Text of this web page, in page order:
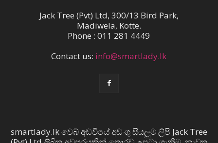
Jack Tree (Pvt) Ltd, 300/13 Bird Park,
Madiwela, Kotte.
Phone : 011 281 4449
Contact us: info@smartlady.lk
smartlady.lk වෙබ් අඩවියේ අඩංගු සියලුම ලිපි Jack Tree